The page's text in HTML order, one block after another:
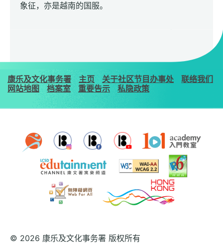
象征，亦是越南的国服。
康乐及文化事务署 主页 关于社区节目办事处
联络我们
网站地图
档案室 重要告示 私隐政策
© 2026 康乐及文化事务署 版权所有